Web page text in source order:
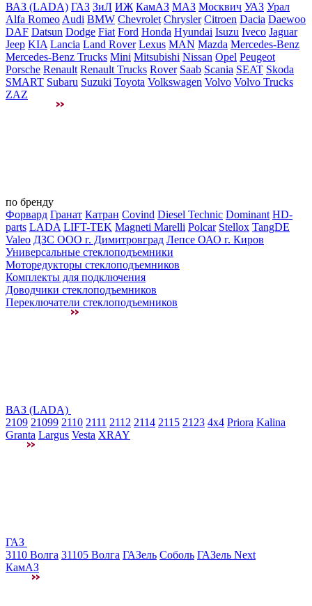
ВАЗ (LADA) ГАЗ ЗиЛ ИЖ КамАЗ МАЗ Москвич УАЗ Урал
Alfa Romeo Audi BMW Chevrolet Chrysler Citroen Dacia Daewoo
DAF Datsun Dodge Fiat Ford Honda Hyundai Isuzu Iveco Jaguar
Jeep KIA Lancia Land Rover Lexus MAN Mazda Mercedes-Benz
Mercedes-Benz Trucks Mini Mitsubishi Nissan Opel Peugeot
Porsche Renault Renault Trucks Rover Saab Scania SEAT Skoda
SMART Subaru Suzuki Toyota Volkswagen Volvo Volvo Trucks
ZAZ
по бренду
Форвард Гранат Катран Covind Diesel Technic Dominant HD-
parts LADA LIFT-TEK Magneti Marelli Polcar Stellox TangDE
Valeo ДЗС ООО г. Димитровград Лепсе ОАО г. Киров
Универсальные стеклоподъемники
Моторедукторы стеклоподъемников
Комплекты для подключения
Доводчики стеклоподъемников
Переключатели стеклоподъемников
ВАЗ (LADA)
2109 21099 2110 2111 2112 2114 2115 2123 4x4 Priora Kalina
Granta Largus Vesta XRAY
ГАЗ
3110 Волга 31105 Волга ГАЗель Соболь ГАЗель Next
КамАЗ